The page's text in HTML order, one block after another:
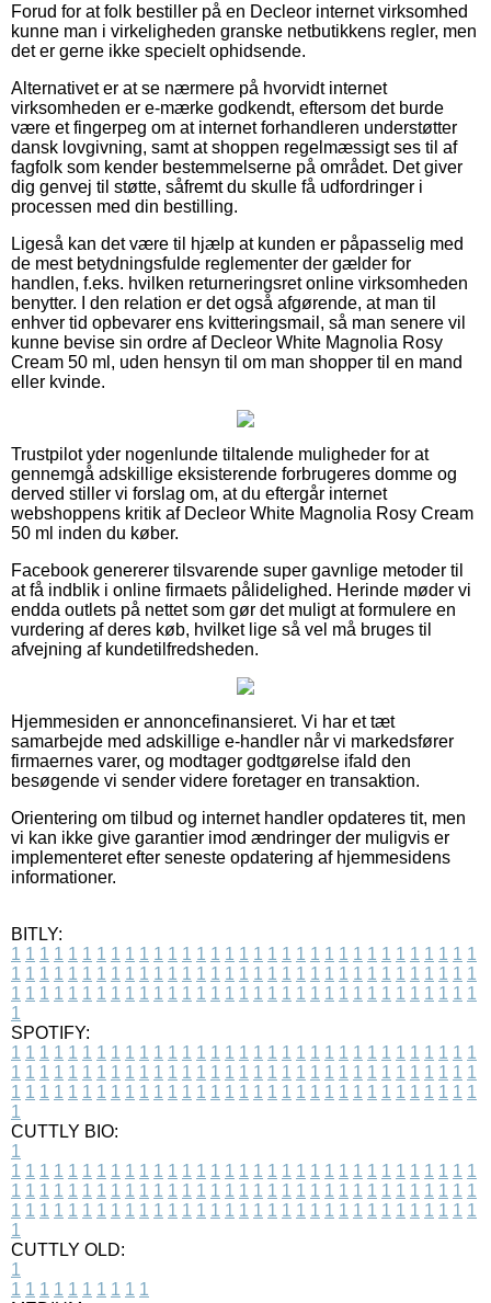
Forud for at folk bestiller på en Decleor internet virksomhed
kunne man i virkeligheden granske netbutikkens regler, men
det er gerne ikke specielt ophidsende.
Alternativet er at se nærmere på hvorvidt internet
virksomheden er e-mærke godkendt, eftersom det burde
være et fingerpeg om at internet forhandleren understøtter
dansk lovgivning, samt at shoppen regelmæssigt ses til af
fagfolk som kender bestemmelserne på området. Det giver
dig genvej til støtte, såfremt du skulle få udfordringer i
processen med din bestilling.
Ligeså kan det være til hjælp at kunden er påpasselig med
de mest betydningsfulde reglementer der gælder for
handlen, f.eks. hvilken returneringsret online virksomheden
benytter. I den relation er det også afgørende, at man til
enhver tid opbevarer ens kvitteringsmail, så man senere vil
kunne bevise sin ordre af Decleor White Magnolia Rosy
Cream 50 ml, uden hensyn til om man shopper til en mand
eller kvinde.
Trustpilot yder nogenlunde tiltalende muligheder for at
gennemgå adskillige eksisterende forbrugeres domme og
derved stiller vi forslag om, at du eftergår internet
webshoppens kritik af Decleor White Magnolia Rosy Cream
50 ml inden du køber.
Facebook genererer tilsvarende super gavnlige metoder til
at få indblik i online firmaets pålidelighed. Herinde møder vi
endda outlets på nettet som gør det muligt at formulere en
vurdering af deres køb, hvilket lige så vel må bruges til
afvejning af kundetilfredsheden.
Hjemmesiden er annoncefinansieret. Vi har et tæt
samarbejde med adskillige e-handler når vi markedsfører
firmaernes varer, og modtager godtgørelse ifald den
besøgende vi sender videre foretager en transaktion.
Orientering om tilbud og internet handler opdateres tit, men
vi kan ikke give garantier imod ændringer der muligvis er
implementeret efter seneste opdatering af hjemmesidens
informationer.
BITLY:
1 1 1 1 1 1 1 1 1 1 1 1 1 1 1 1 1 1 1 1 1 1 1 1 1 1 1 1 1 1 1 1 1
1 1 1 1 1 1 1 1 1 1 1 1 1 1 1 1 1 1 1 1 1 1 1 1 1 1 1 1 1 1 1 1 1
1 1 1 1 1 1 1 1 1 1 1 1 1 1 1 1 1 1 1 1 1 1 1 1 1 1 1 1 1 1 1 1 1
1
SPOTIFY:
1 1 1 1 1 1 1 1 1 1 1 1 1 1 1 1 1 1 1 1 1 1 1 1 1 1 1 1 1 1 1 1 1
1 1 1 1 1 1 1 1 1 1 1 1 1 1 1 1 1 1 1 1 1 1 1 1 1 1 1 1 1 1 1 1 1
1 1 1 1 1 1 1 1 1 1 1 1 1 1 1 1 1 1 1 1 1 1 1 1 1 1 1 1 1 1 1 1 1
1
CUTTLY BIO:
1
1 1 1 1 1 1 1 1 1 1 1 1 1 1 1 1 1 1 1 1 1 1 1 1 1 1 1 1 1 1 1 1 1
1 1 1 1 1 1 1 1 1 1 1 1 1 1 1 1 1 1 1 1 1 1 1 1 1 1 1 1 1 1 1 1 1
1 1 1 1 1 1 1 1 1 1 1 1 1 1 1 1 1 1 1 1 1 1 1 1 1 1 1 1 1 1 1 1 1
1
CUTTLY OLD:
1
1 1 1 1 1 1 1 1 1 1